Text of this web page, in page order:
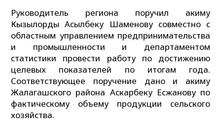
Руководитель региона поручил акиму
Кызылорды Асылбеку Шаменову совместно с
областным управлением предпринимательства
и промышленности и департаментом
статистики провести работу по достижению
целевых показателей по итогам года.
Соответствующее поручение дано и акиму
Жалагашского района Аскарбеку Есжанову по
фактическому объему продукции сельского
хозяйства.